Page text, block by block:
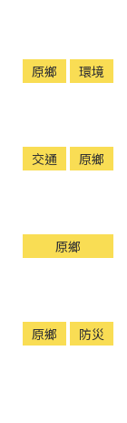
原鄉 環境
交通 原鄉
原鄉
原鄉 防災